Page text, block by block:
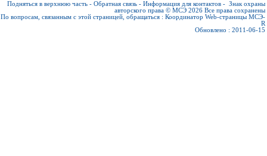
Подняться в верхнюю часть - Обратная связь - Информация для контактов - Знак охраны
авторского права © МСЭ 2026 Все права сохранены
По вопросам, связанным с этой страницей, обращаться : Координатор Web-страницы МСЭ-
R
Обновлено : 2011-06-15